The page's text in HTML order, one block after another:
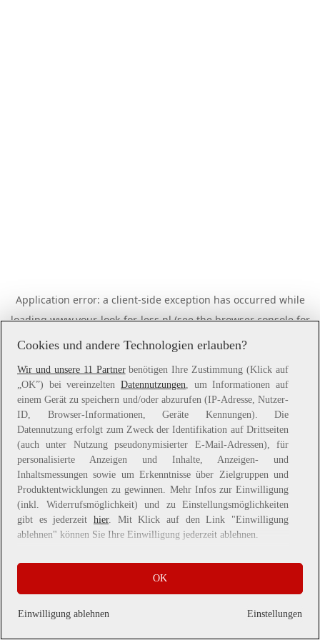
Application error: a client-side exception has occurred while
loadingwww.your-look-for-less.nl(see the browser consolefor
more information).
Cookies und andere Technologien erlauben?
Wir und unsere 11 Partnerbenötigen Ihre Zustimmung (Klick auf
„OK”) bei vereinzelten Datennutzungen, um Informationen auf
einem Gerät zu speichern und/oder abzurufen (IP-Adresse, Nutzer-
ID, Browser-Informationen, Geräte Kennungen). Die
Datennutzung erfolgt zum Zweck der Identifikation auf Drittseiten
(auch unter Nutzung pseudonymisierter E-Mail-Adressen), für
personalisierte Anzeigen und Inhalte, Anzeigen- und
Inhaltsmessungen sowie um Erkenntnisse über Zielgruppen und
Produktentwicklungen zu gewinnen. Mehr Infos zur Einwilligung
(inkl. Widerrufsmöglichkeit) und zu Einstellungsmöglichkeiten
gibt es jederzeit hier. Mit Klick auf den Link "Einwilligung
ablehnen" können Sie Ihre Einwilligung jederzeit ablehnen.
Sie können Ihre Einwilligung auch jederzeit grundlos mit Wirkung
für die Zukunft widerrufen, indem Sie z. B. auf den Button
"Cookie-Einstellungen" im Footer der Website und "Alle
ablehnen" klicken.
Einstellungen
Einwilligung ablehnen
OK